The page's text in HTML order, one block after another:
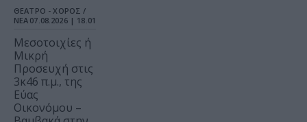
ΘΕΑΤΡΟ - ΧΟΡΟΣ /
ΝΕΑ 07.08.2026 | 18.01
Μεσοτοιχίες ή
Μικρή
Προσευχή στις
3κ46 π.μ., της
Εύας
Οικονόμου –